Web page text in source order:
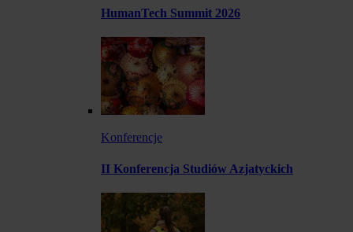
HumanTech Summit 2026
Konferencje
II Konferencja Studiów Azjatyckich